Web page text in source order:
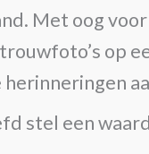
Met oog
op
stel een